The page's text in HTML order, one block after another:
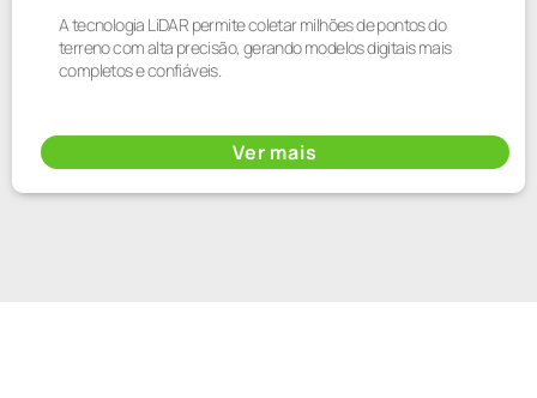
A tecnologia LiDAR permite coletar milhões de pontos do
terreno com alta precisão, gerando modelos digitais mais
completos e confiáveis.
Ver mais